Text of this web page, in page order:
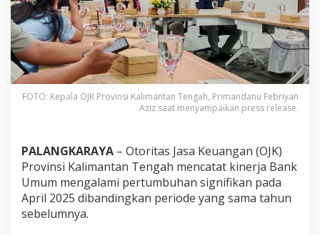
FOTO: Kepala OJK Provinsi Kalimantan Tengah, Primandanu Febriyan
Aziz saat menyampaikan press release.
PALANGKARAYA – Otoritas Jasa Keuangan (OJK)
Provinsi Kalimantan Tengah mencatat kinerja Bank
Umum mengalami pertumbuhan signifikan pada
April 2025 dibandingkan periode yang sama tahun
sebelumnya.